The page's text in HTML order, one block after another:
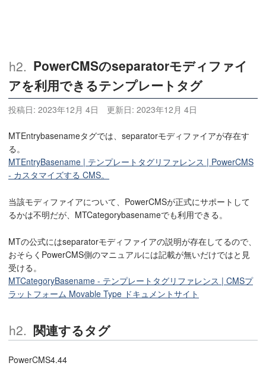
PowerCMSのseparatorモディファイ
アを利用できるテンプレートタグ
投稿日: 2023年12月 4日 更新日: 2023年12月 4日
MTEntrybasenameタグでは、separatorモディファイアが存在す
る。
MTEntryBasename | テンプレートタグリファレンス | PowerCMS
- カスタマイズする CMS。
当該モディファイアについて、PowerCMSが正式にサポートして
るかは不明だが、MTCategorybasenameでも利用できる。
MTの公式にはseparatorモディファイアの説明が存在してるので、
おそらくPowerCMS側のマニュアルには記載が無いだけではと見
受ける。
MTCategoryBasename - テンプレートタグリファレンス | CMSプ
ラットフォーム Movable Type ドキュメントサイト
関連するタグ
PowerCMS4.44